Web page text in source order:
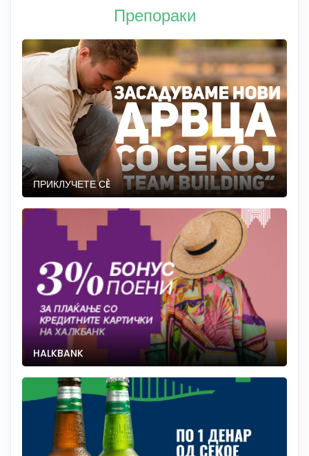
Препораки
ПРИКЛУЧЕТЕ СÈ
HALKBANK